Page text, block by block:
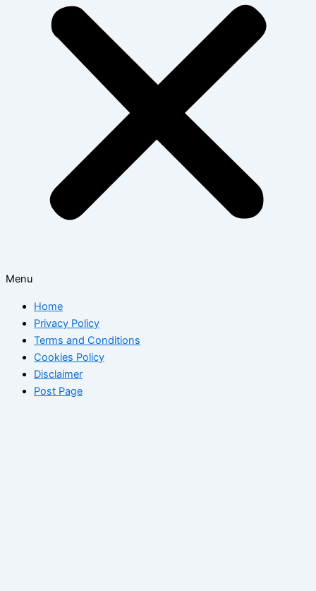
Menu
Home
Privacy Policy
Terms and Conditions
Cookies Policy
Disclaimer
Post Page